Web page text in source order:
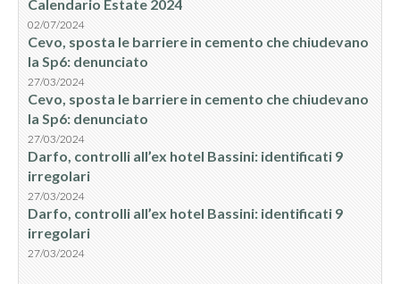
Calendario Estate 2024
02/07/2024
Cevo, sposta le barriere in cemento che chiudevano
la Sp6: denunciato
27/03/2024
Cevo, sposta le barriere in cemento che chiudevano
la Sp6: denunciato
27/03/2024
Darfo, controlli all’ex hotel Bassini: identificati 9
irregolari
27/03/2024
Darfo, controlli all’ex hotel Bassini: identificati 9
irregolari
27/03/2024